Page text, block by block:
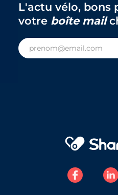
L'actu vélo, bons
votre boîte mail